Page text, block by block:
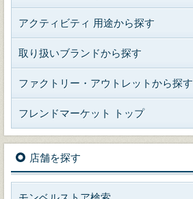
アクティビティ 用途から探す
取り扱いブランドから探す
ファクトリー・アウトレットから探す
フレンドマーケット トップ
店舗を探す